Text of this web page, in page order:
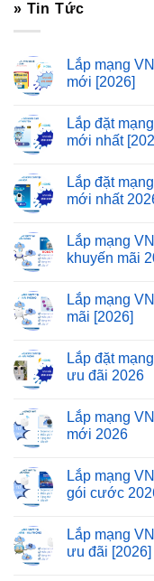
» Tin Tức
Lắp mạng
mới [2026]
Lắp đặt
mới nhất
Lắp đặt
mới nhất
Lắp mạng
khuyến mãi
Lắp mạng
mãi [2026]
Lắp đặt
ưu đãi 2026
Lắp mạng
mới 2026
Lắp mạng
gói cước
Lắp mạng
ưu đãi [2026]